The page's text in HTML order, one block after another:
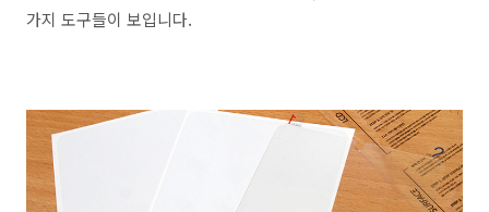
가지 도구들이 보입니다.